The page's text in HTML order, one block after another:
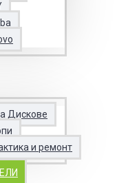
Дискове
и ремонт